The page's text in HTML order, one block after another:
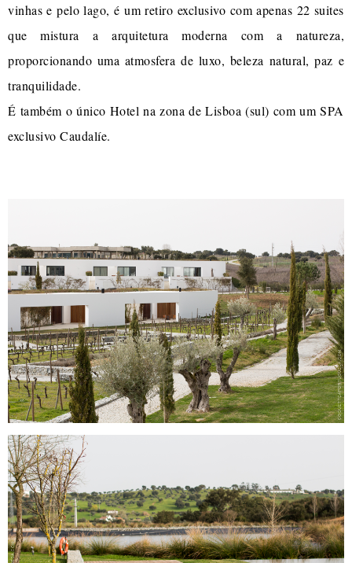
vinhas e pelo lago, é um retiro exclusivo com apenas 22 suites
que mistura a arquitetura moderna com a natureza,
proporcionando uma atmosfera de luxo, beleza natural, paz e
tranquilidade.
É também o único Hotel na zona de Lisboa (sul) com um SPA
exclusivo Caudalíe.